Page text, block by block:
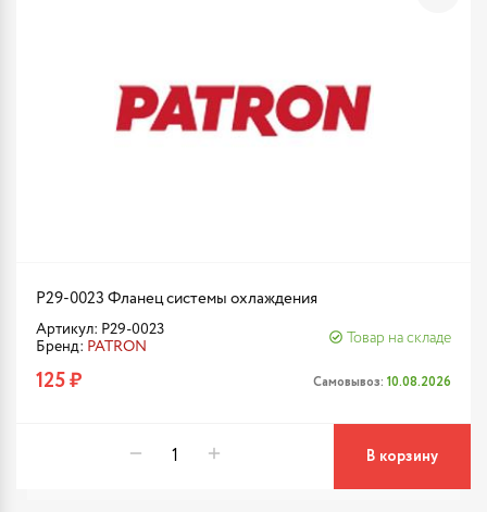
P29-0023 Фланец системы охлаждения
Артикул: P29-0023
Бренд: PATRON
Товар на складе
125 ₽ Самовывоз: 10.08.2026
В корзину